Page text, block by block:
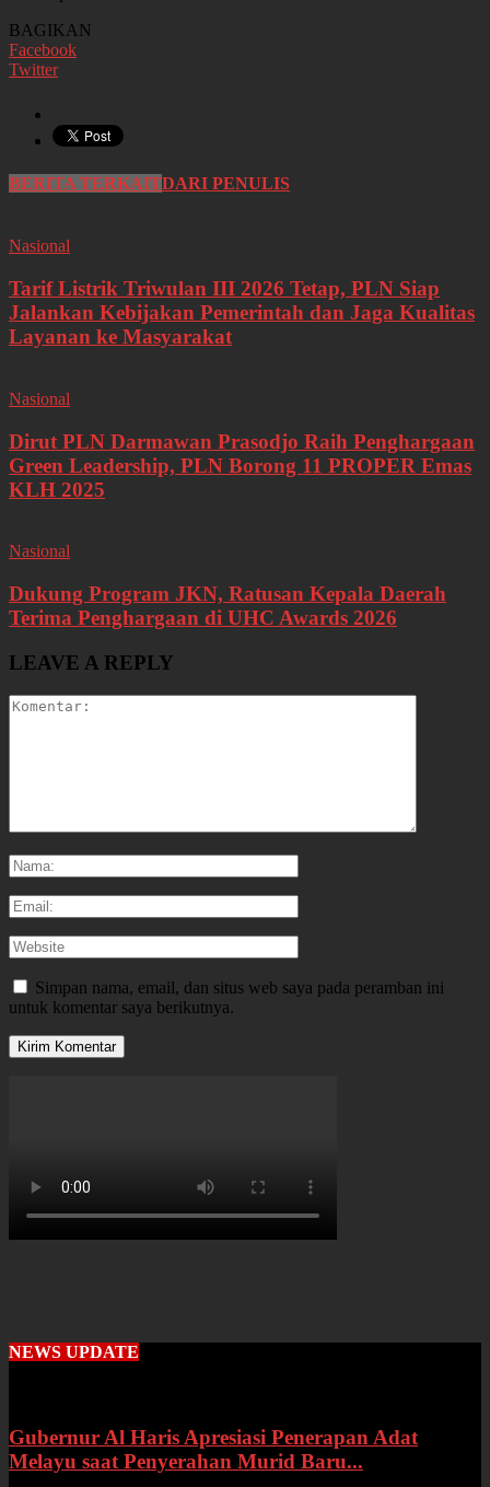
BAGIKAN
Facebook
Twitter
BERITA TERKAITDARI PENULIS
Nasional
Tarif Listrik Triwulan III 2026 Tetap, PLN Siap
Jalankan Kebijakan Pemerintah dan Jaga Kualitas
Layanan ke Masyarakat
Nasional
Dirut PLN Darmawan Prasodjo Raih Penghargaan
Green Leadership, PLN Borong 11 PROPER Emas
KLH 2025
Nasional
Dukung Program JKN, Ratusan Kepala Daerah
Terima Penghargaan di UHC Awards 2026
LEAVE A REPLY
Simpan nama, email, dan situs web saya pada peramban ini
untuk komentar saya berikutnya.
NEWS UPDATE
Gubernur Al Haris Apresiasi Penerapan Adat
Melayu saat Penyerahan Murid Baru...